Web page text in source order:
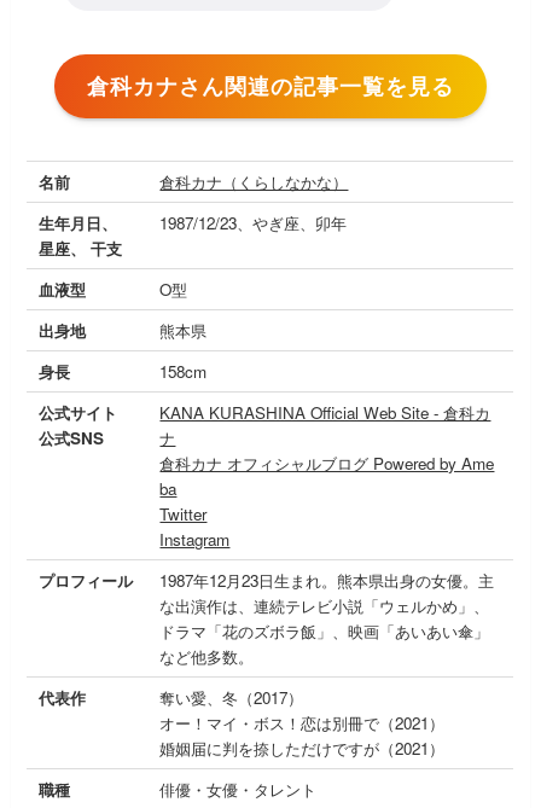
倉科カナさん関連の記事一覧を見る
名前
倉科カナ（くらしなかな）
生年月日、
星座、 干支
1987/12/23、やぎ座、卯年
血液型
O型
出身地
熊本県
身長
158cm
公式サイト
公式SNS
KANA KURASHINA Official Web Site - 倉科カ
ナ
倉科カナ オフィシャルブログ Powered by Ame
ba
Twitter
Instagram
プロフィール
1987年12月23日生まれ。熊本県出身の女優。主
な出演作は、連続テレビ小説「ウェルかめ」、
ドラマ「花のズボラ飯」、映画「あいあい傘」
など他多数。
代表作
奪い愛、冬（2017）
オー！マイ・ボス！恋は別冊で（2021）
婚姻届に判を捺しただけですが（2021）
職種
俳優・女優・タレント